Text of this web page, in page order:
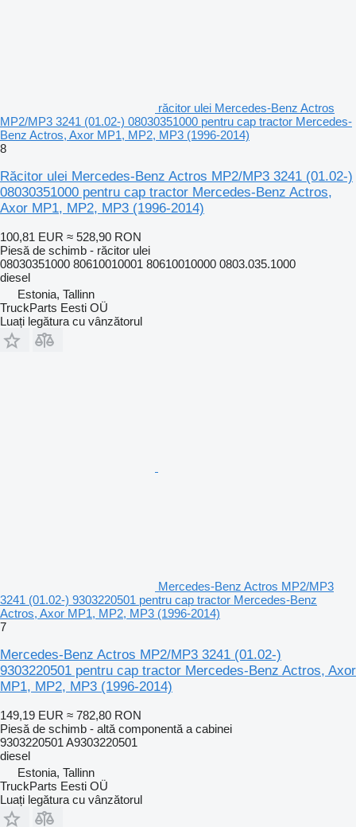
răcitor ulei Mercedes-Benz Actros
MP2/MP3 3241 (01.02-) 08030351000 pentru cap tractor Mercedes-
Benz Actros, Axor MP1, MP2, MP3 (1996-2014)
8
Răcitor ulei Mercedes-Benz Actros MP2/MP3 3241 (01.02-)
08030351000 pentru cap tractor Mercedes-Benz Actros,
Axor MP1, MP2, MP3 (1996-2014)
100,81 EUR ≈ 528,90 RON
Piesă de schimb - răcitor ulei
08030351000 80610010001 80610010000 0803.035.1000
diesel
Estonia, Tallinn
TruckParts Eesti OÜ
Luați legătura cu vânzătorul
Mercedes-Benz Actros MP2/MP3
3241 (01.02-) 9303220501 pentru cap tractor Mercedes-Benz
Actros, Axor MP1, MP2, MP3 (1996-2014)
7
Mercedes-Benz Actros MP2/MP3 3241 (01.02-)
9303220501 pentru cap tractor Mercedes-Benz Actros, Axor
MP1, MP2, MP3 (1996-2014)
149,19 EUR ≈ 782,80 RON
Piesă de schimb - altă componentă a cabinei
9303220501 A9303220501
diesel
Estonia, Tallinn
TruckParts Eesti OÜ
Luați legătura cu vânzătorul